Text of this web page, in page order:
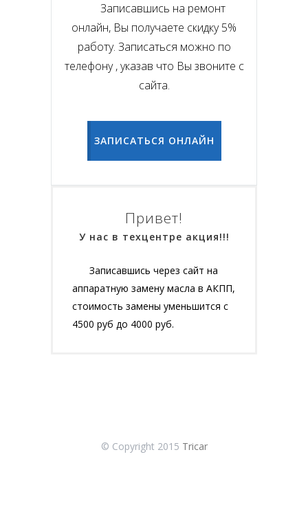
Записавшись на ремонт
онлайн, Вы получаете скидку 5%
работу. Записаться можно по
телефону , указав что Вы звоните с
сайта.
ЗАПИСАТЬСЯ ОНЛАЙН
Привет!
У нас в техцентре акция!!!
Записавшись через сайт на
аппаратную замену масла в АКПП,
стоимость замены уменьшится с
4500 руб до 4000 руб.
© Copyright 2015 Tricar